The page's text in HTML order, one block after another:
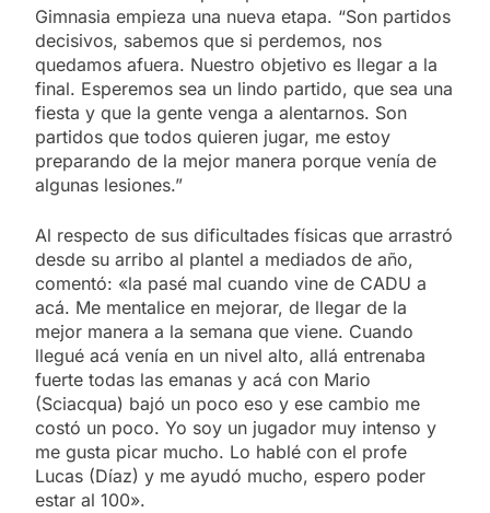
Gimnasia empieza una nueva etapa. “Son partidos
decisivos, sabemos que si perdemos, nos
quedamos afuera. Nuestro objetivo es llegar a la
final. Esperemos sea un lindo partido, que sea una
fiesta y que la gente venga a alentarnos. Son
partidos que todos quieren jugar, me estoy
preparando de la mejor manera porque venía de
algunas lesiones.”
Al respecto de sus dificultades físicas que arrastró
desde su arribo al plantel a mediados de año,
comentó: «la pasé mal cuando vine de CADU a
acá. Me mentalice en mejorar, de llegar de la
mejor manera a la semana que viene. Cuando
llegué acá venía en un nivel alto, allá entrenaba
fuerte todas las emanas y acá con Mario
(Sciacqua) bajó un poco eso y ese cambio me
costó un poco. Yo soy un jugador muy intenso y
me gusta picar mucho. Lo hablé con el profe
Lucas (Díaz) y me ayudó mucho, espero poder
estar al 100».